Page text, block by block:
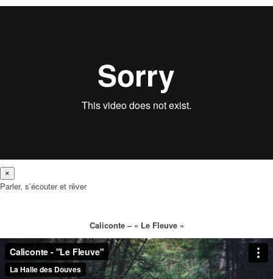
×
Parler, s’écouter et rêver
Caliconte – « Le Fleuve »